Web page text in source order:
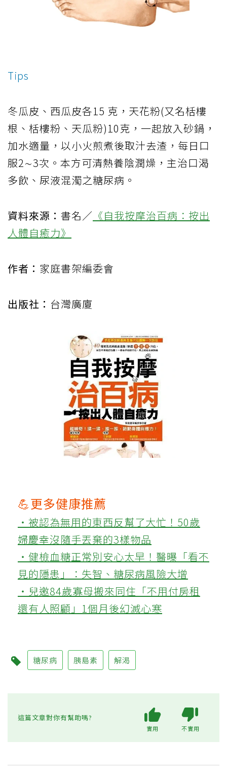
Tips
冬瓜皮、西瓜皮各15 克，天花粉(又名栝樓
根、栝樓粉、天瓜粉)10克，一起放入砂鍋，
加水適量，以小火煎煮後取汁去渣，每日口
服2∼3次。本方可清熱養陰潤燥，主治口渴
多飲、尿液混濁之糖尿病。
資料來源： 書名／ 《自我按摩治百病：按出
人體自癒力》
作者： 家庭書架編委會
出版社： 台灣廣廈
💪更多健康推薦
‧被認為無用的東西反幫了大忙！50歲
婦慶幸沒隨手丟棄的3樣物品
‧健檢血糖正常別安心太早！醫曝「看不
見的隱患」：失智、糖尿病風險大增
‧兒邀84歲寡母搬來同住「不用付房租
還有人照顧」1個月後幻滅心寒
糖尿病 胰島素 解渴
這篇文章對你有幫助嗎?
實用 不實用